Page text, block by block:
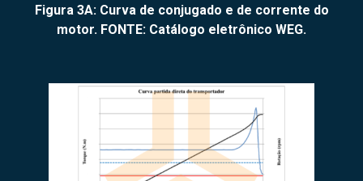
Figura 3A: Curva de conjugado e de corrente do
motor. FONTE: Catálogo eletrônico WEG.